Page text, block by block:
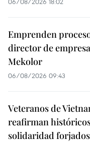
Emprenden
director de
Mekolor
06/08/2026 09:43
Veteranos de
reafirman
solidaridad